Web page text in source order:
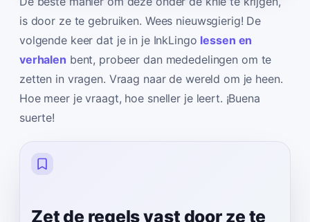
is door ze te gebruiken. Wees nieuwsgierig! De
volgende keer dat je in je InkLingo lessen en
verhalen bent, probeer dan mededelingen om te
zetten in vragen. Vraag naar de wereld om je heen.
Hoe meer je vraagt, hoe sneller je leert. ¡Buena
suerte!
Zet de regels vast door ze te